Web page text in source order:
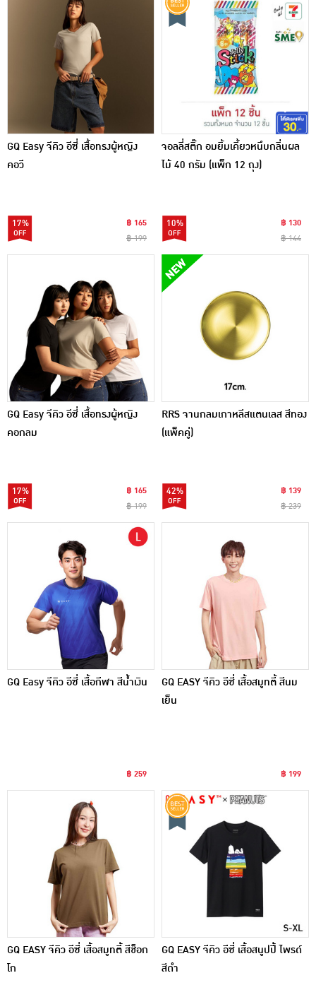
GQ Easy จีคิว อีซี่ เสื้อทรงผู้หญิง
คอวี
17%
฿ 165
฿ 199
จอลลี่สติ๊ก อมยิ้มเคี้ยวหนึบกลิ่นผล
ไม้ 40 กรัม (แพ็ก 12 ถุง)
10%
฿ 130
฿ 144
GQ Easy จีคิว อีซี่ เสื้อทรงผู้หญิง
คอกลม
17%
฿ 165
฿ 199
RRS จานกลมเกาหลีสแตนเลส สีทอง
(แพ็คคู่)
42%
฿ 139
฿ 239
GQ Easy จีคิว อีซี่ เสื้อกีฬา สีน้ำเงิน
฿ 259
GQ EASY จีคิว อีซี่ เสื้อสมูทตี้ สีนม
เย็น
฿ 199
GQ EASY จีคิว อีซี่ เสื้อสมูทตี้ สีช็อก
โก
GQ EASY จีคิว อีซี่ เสื้อสนูปปี้ ไพรด์
สีดำ